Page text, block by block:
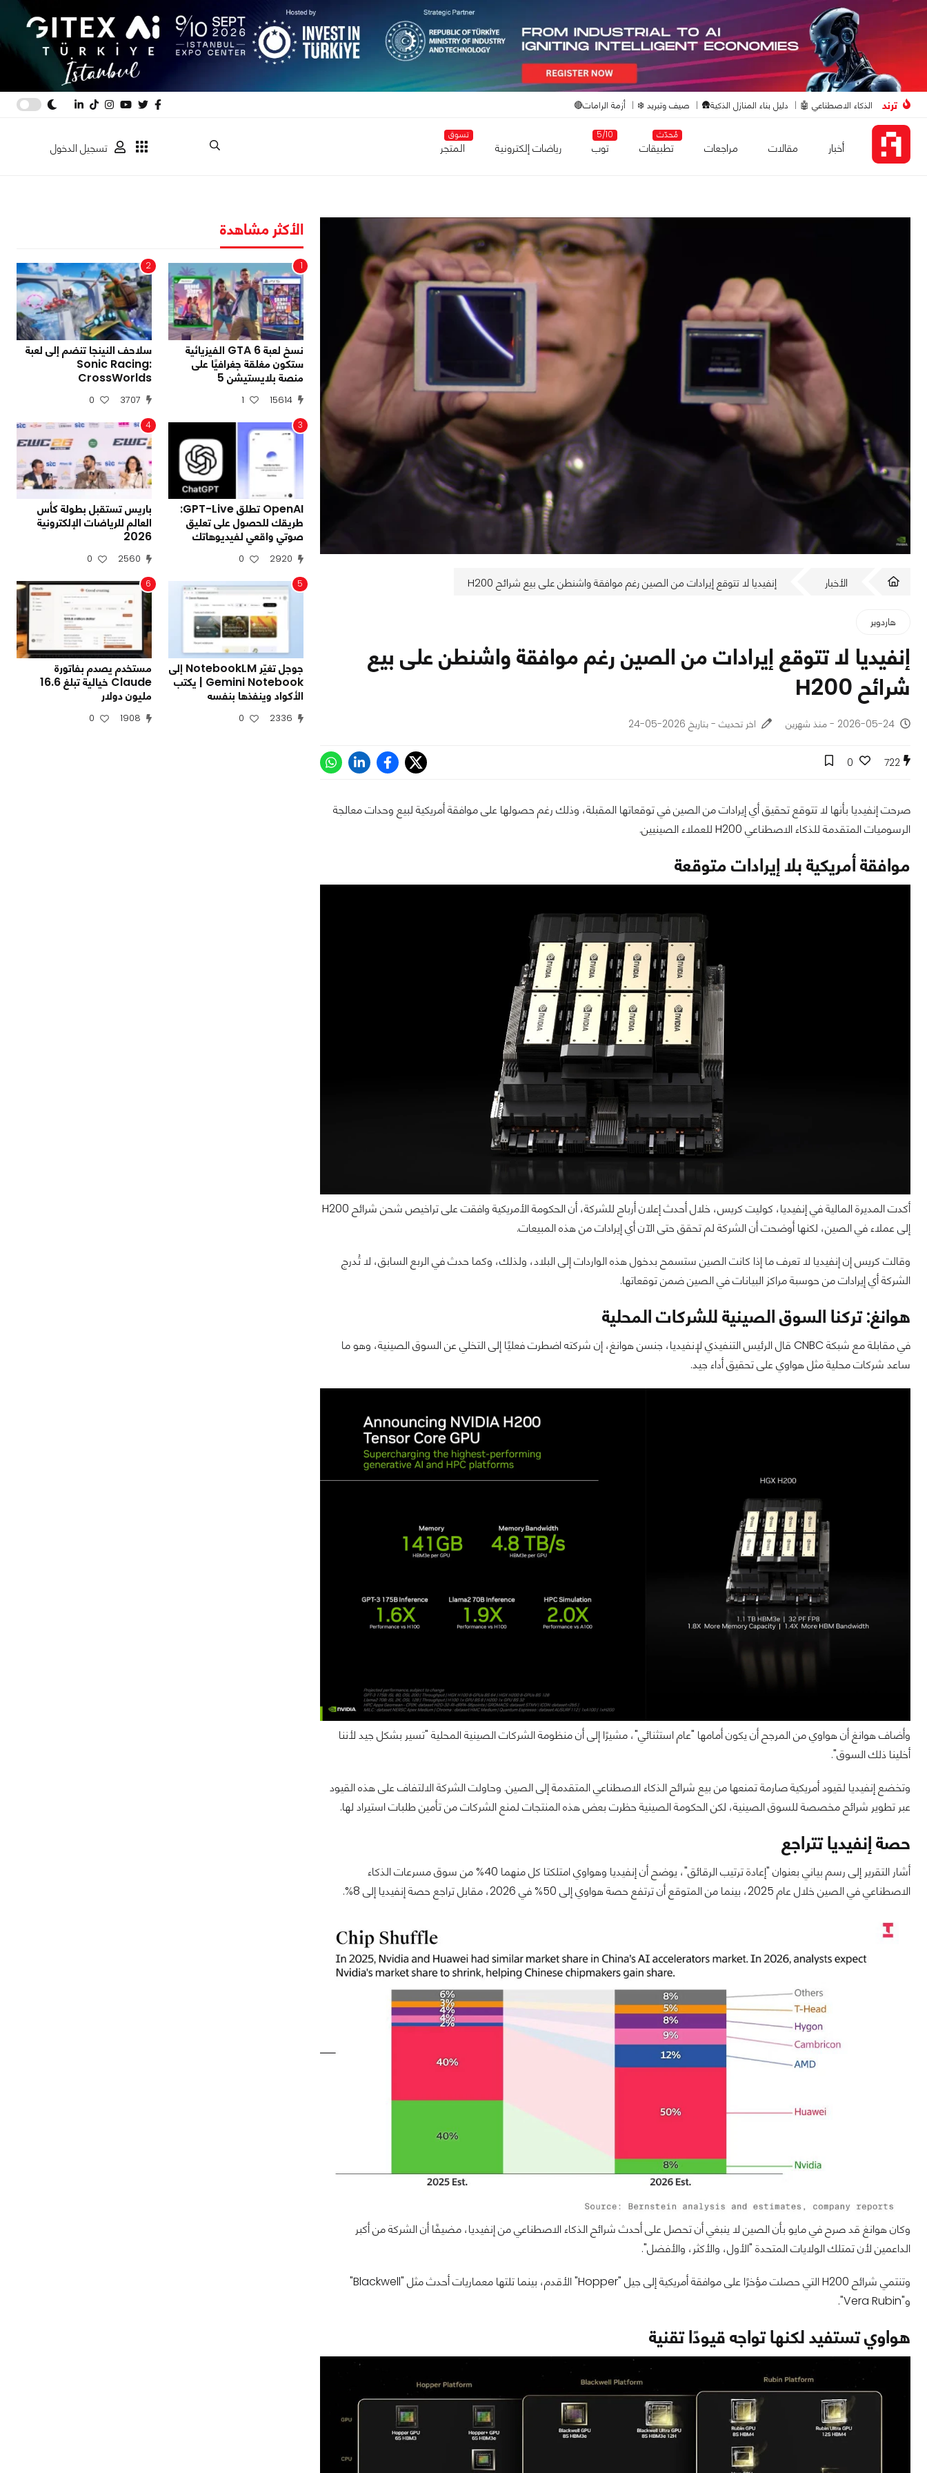
ترند الذكاء الاصطناعي 🤖 دليل بناء المنازل الذكية🛖 صيف وتبريد ❄️ أزمة الرامات🔴
أخبار مقالات مراجعات
مُحدّث
تطبيقات
5/10
توب رياضات إلكترونية
تسوق
المتجر تسجيل الدخول
الأخبار إنفيديا لا تتوقع إيرادات من الصين رغم موافقة واشنطن على بيع شرائح H200
هاردوير
إنفيديا لا تتوقع إيرادات من الصين رغم موافقة واشنطن على بيع
شرائح H200
2026-05-24 - منذ شهرين اخر تحديث - بتاريخ 2026-05-24
722
0
صرحت إنفيديا بأنها لا تتوقع تحقيق أي إيرادات من الصين في توقعاتها المقبلة، وذلك رغم حصولها على موافقة أمريكية لبيع وحدات معالجة
الرسوميات المتقدمة للذكاء الاصطناعي H200 للعملاء الصينيين.
موافقة أمريكية بلا إيرادات متوقعة
أكدت المديرة المالية في إنفيديا، كوليت كريس، خلال أحدث إعلان أرباح للشركة، أن الحكومة الأمريكية وافقت على تراخيص شحن شرائح H200
إلى عملاء في الصين، لكنها أوضحت أن الشركة لم تحقق حتى الآن أي إيرادات من هذه المبيعات.
وقالت كريس إن إنفيديا لا تعرف ما إذا كانت الصين ستسمح بدخول هذه الواردات إلى البلاد، ولذلك، وكما حدث في الربع السابق، لا تُدرج
الشركة أي إيرادات من حوسبة مراكز البيانات في الصين ضمن توقعاتها.
هوانغ: تركنا السوق الصينية للشركات المحلية
في مقابلة مع شبكة CNBC قال الرئيس التنفيذي لإنفيديا، جنسن هوانغ، إن شركته اضطرت فعليًا إلى التخلي عن السوق الصينية، وهو ما
ساعد شركات محلية مثل هواوي على تحقيق أداء جيد.
وأضاف هوانغ أن هواوي من المرجح أن يكون أمامها "عام استثنائي"، مشيرًا إلى أن منظومة الشركات الصينية المحلية "تسير بشكل جيد لأننا
أخلينا ذلك السوق".
وتخضع إنفيديا لقيود أمريكية صارمة تمنعها من بيع شرائح الذكاء الاصطناعي المتقدمة إلى الصين. وحاولت الشركة الالتفاف على هذه القيود
عبر تطوير شرائح مخصصة للسوق الصينية، لكن الحكومة الصينية حظرت بعض هذه المنتجات لمنع الشركات من تأمين طلبات استيراد لها.
حصة إنفيديا تتراجع
أشار التقرير إلى رسم بياني بعنوان "إعادة ترتيب الرقائق"، يوضح أن إنفيديا وهواوي امتلكتا كل منهما 40% من سوق مسرعات الذكاء
الاصطناعي في الصين خلال عام 2025، بينما من المتوقع أن ترتفع حصة هواوي إلى 50% في 2026، مقابل تراجع حصة إنفيديا إلى 8%.
وكان هوانغ قد صرح في مايو بأن الصين لا ينبغي أن تحصل على أحدث شرائح الذكاء الاصطناعي من إنفيديا، مضيفًا أن الشركة من أكبر
الداعمين لأن تمتلك الولايات المتحدة "الأول، والأكثر، والأفضل".
وتنتمي شرائح H200 التي حصلت مؤخرًا على موافقة أمريكية إلى جيل "Hopper" الأقدم، بينما تلتها معماريات أحدث مثل "Blackwell"
و"Vera Rubin".
هواوي تستفيد لكنها تواجه قيودًا تقنية
الأكثر مشاهدة
1
نسخ لعبة GTA 6 الفيزيائية
ستكون مغلقة جغرافيًا على
منصة بلايستيشن 5
15614
1
2
سلاحف النينجا تنضم إلى لعبة
Sonic Racing:
CrossWorlds
3707
0
3
OpenAI تطلق GPT-Live:
طريقك للحصول على تعليق
صوتي واقعي لفيديوهاتك
2920
0
4
باريس تستقبل بطولة كأس
العالم للرياضات الإلكترونية
2026
2560
0
5
جوجل تغيّر NotebookLM إلى
Gemini Notebook | يكتب
الأكواد وينفذها بنفسه
2336
0
6
مستخدم يصدم بفاتورة
Claude خيالية تبلغ 16.6
مليون دولار
1908
0